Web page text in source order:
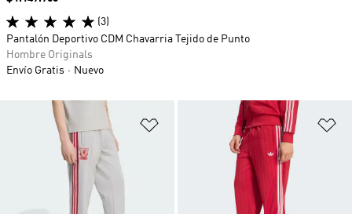
Añadir a la lista de deseos
(3)
Pantalón Deportivo CDM Chavarria Tejido de Punto
Hombre Originals
Envío Gratis
Nuevo